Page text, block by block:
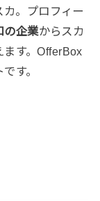
。プロフィー
の企業からスカ
す。OfferBox
す。